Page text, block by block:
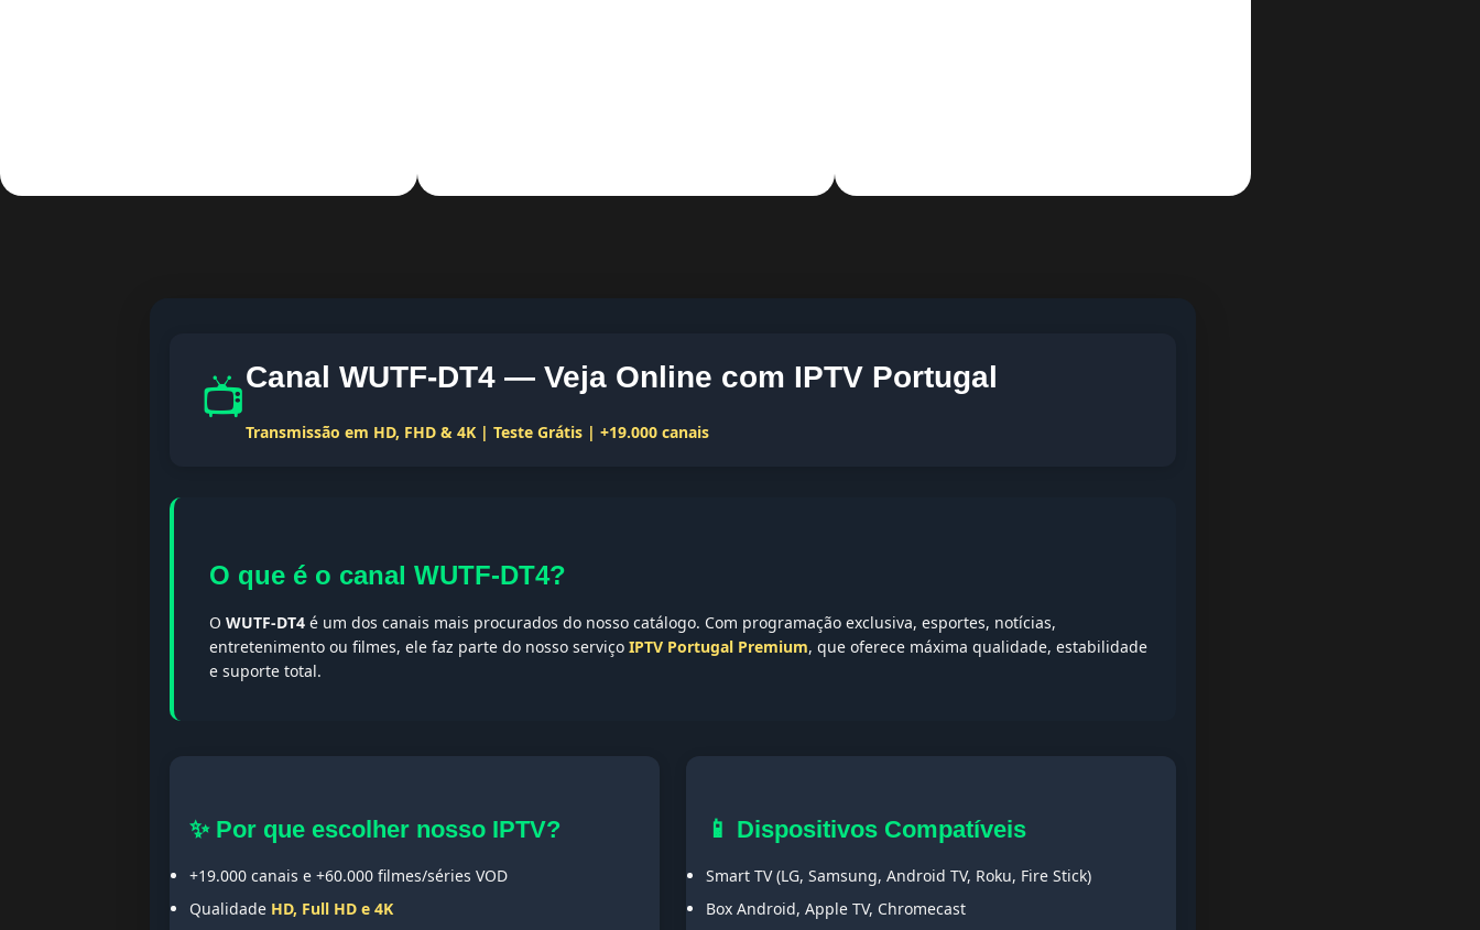
📺Canal WUTF-DT4 — Veja Online com IPTV Portugal
Transmissão em HD, FHD & 4K | Teste Grátis | +19.000 canais
O que é o canal WUTF-DT4?
O WUTF-DT4 é um dos canais mais procurados do nosso catálogo. Com programação exclusiva, esportes, notícias,
entretenimento ou filmes, ele faz parte do nosso serviço IPTV Portugal Premium, que oferece máxima qualidade, estabilidade
e suporte total.
✨ Por que escolher nosso IPTV?
+19.000 canais e +60.000 filmes/séries VOD
Qualidade HD, Full HD e 4K
📱 Dispositivos Compatíveis
Smart TV (LG, Samsung, Android TV, Roku, Fire Stick)
Box Android, Apple TV, Chromecast